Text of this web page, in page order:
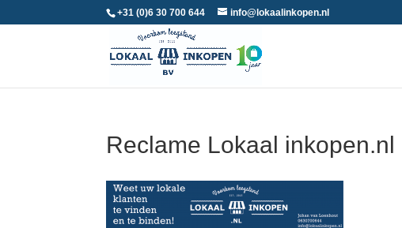
+31 (0)6 30 700 644 info@lokaalinkopen.nl
Reclame Lokaal inkopen.nl